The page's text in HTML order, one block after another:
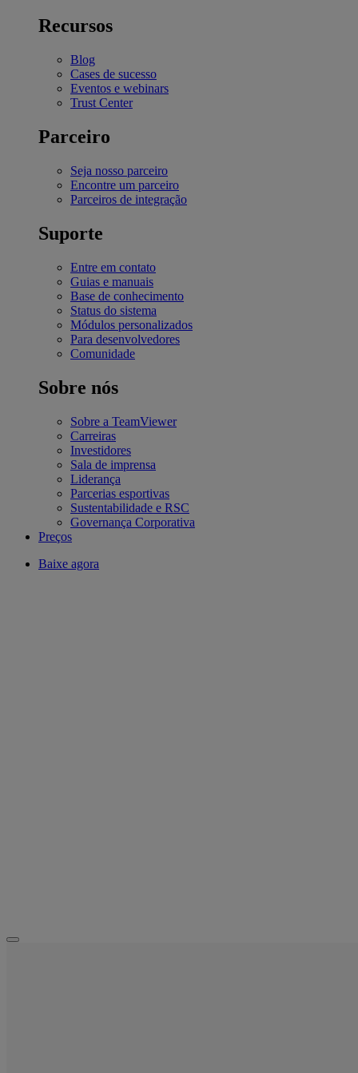
Recursos
Blog
Cases de sucesso
Eventos e webinars
Trust Center
Parceiro
Seja nosso parceiro
Encontre um parceiro
Parceiros de integração
Suporte
Entre em contato
Guias e manuais
Base de conhecimento
Status do sistema
Módulos personalizados
Para desenvolvedores
Comunidade
Sobre nós
Sobre a TeamViewer
Carreiras
Investidores
Sala de imprensa
Liderança
Parcerias esportivas
Sustentabilidade e RSC
Governança Corporativa
Preços
Baixe agora